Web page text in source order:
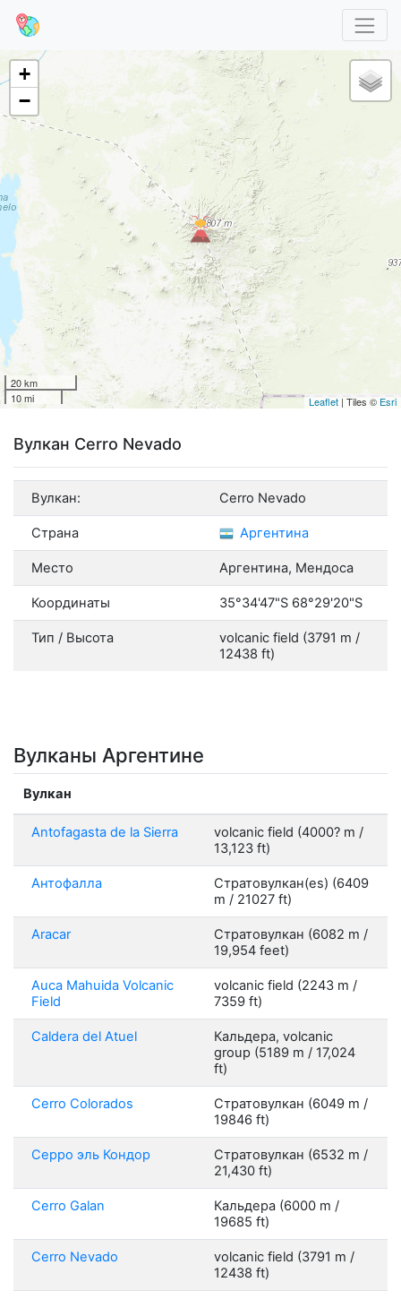
+
−
20 km
10 mi
Leaflet | Tiles © Esri
Вулкан Cerro Nevado
Вулкан: Cerro Nevado
Страна Аргентина
Место Аргентина, Мендоса
Координаты 35°34'47"S 68°29'20"S
Тип / Высота
volcanic field (3791 m /
12438 ft)
Вулканы Аргентине
Вулкан
Antofagasta de la Sierra
volcanic field (4000? m /
13,123 ft)
Антофалла
Стратовулкан(es) (6409
m / 21027 ft)
Aracar
Стратовулкан (6082 m /
19,954 feet)
Auca Mahuida Volcanic
Field
volcanic field (2243 m /
7359 ft)
Caldera del Atuel
Кальдера, volcanic
group (5189 m / 17,024
ft)
Cerro Colorados
Стратовулкан (6049 m /
19846 ft)
Серро эль Кондор
Стратовулкан (6532 m /
21,430 ft)
Cerro Galan
Кальдера (6000 m /
19685 ft)
Cerro Nevado
volcanic field (3791 m /
12438 ft)